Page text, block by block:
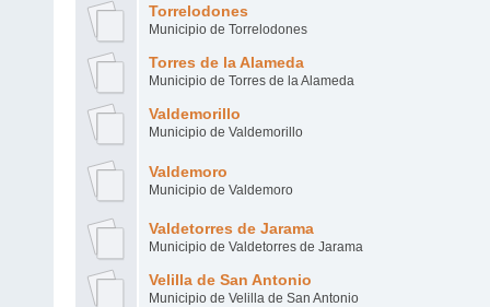
Torrelodones
Municipio de Torrelodones
Torres de la Alameda
Municipio de Torres de la Alameda
Valdemorillo
Municipio de Valdemorillo
Valdemoro
Municipio de Valdemoro
Valdetorres de Jarama
Municipio de Valdetorres de Jarama
Velilla de San Antonio
Municipio de Velilla de San Antonio